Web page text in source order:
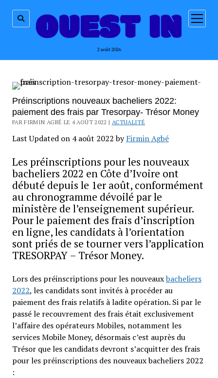
2 août 2026
ouvrir
menu
Préinscriptions nouveaux bacheliers 2022:
paiement des frais par Tresorpay- Trésor Money
PAR FIRMIN AGBÉ LE 4 AOÛT 2022 | ACTUALITÉ
Last Updated on 4 août 2022 byFirmin Agbé
Les préinscriptions pour les nouveaux
bacheliers 2022 en Côte d’Ivoire ont
débuté depuis le 1er août, conformément
au chronogramme dévoilé par le
ministère de l’enseignement supérieur.
Pour le paiement des frais d’inscription
en ligne, les candidats à l’orientation
sont priés de se tourner vers l’application
TRESORPAY – Trésor Money.
Lors des préinscriptions pour les nouveauxbacheliers
2022, les candidats sont invités à procéder au
paiement des frais relatifs à ladite opération. Si par le
passé le recouvrement des frais était exclusivement
l’affaire des opérateurs Mobiles, notamment les
services Mobile Money, désormais c’est auprès du
Trésor que les candidats devront s’acquitter des frais
pour les préinscriptions des nouveaux bacheliers 2022
: